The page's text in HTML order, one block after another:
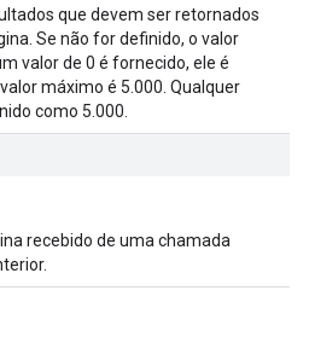
que devem ser retornados
Se não for definido, o valor
valor de 0 é fornecido, ele é
máximo é 5.000. Qualquer
como 5.000.
recebido de uma chamada